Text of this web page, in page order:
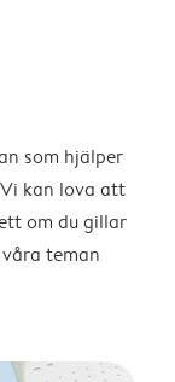
som hjälper
kan lova att
om du gillar
teman